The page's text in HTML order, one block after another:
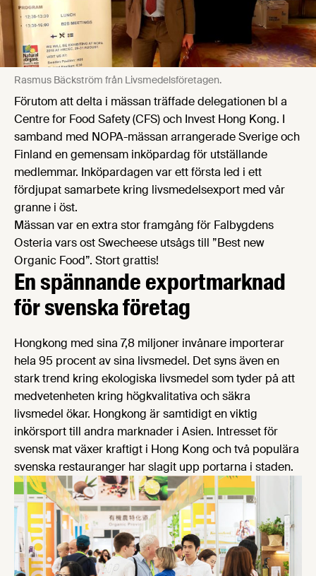
Rasmus Bäckström från Livsmedelsföretagen.
Förutom att delta i mässan träffade delegationen bl a
Centre for Food Safety (CFS) och Invest Hong Kong. I
samband med NOPA-mässan arrangerade Sverige och
Finland en gemensam inköpardag för utställande
medlemmar. Inköpardagen var ett första led i ett
fördjupat samarbete kring livsmedelsexport med vår
granne i öst.
Mässan var en extra stor framgång för Falbygdens
Osteria vars ost Swecheese utsågs till ”Best new
Organic Food”. Stort grattis!
En spännande exportmarknad
för svenska företag
Hongkong med sina 7,8 miljoner invånare importerar
hela 95 procent av sina livsmedel. Det syns även en
stark trend kring ekologiska livsmedel som tyder på att
medvetenheten kring högkvalitativa och säkra
livsmedel ökar. Hongkong är samtidigt en viktig
inkörsport till andra marknader i Asien. Intresset för
svensk mat växer kraftigt i Hong Kong och två populära
svenska restauranger har slagit upp portarna i staden.